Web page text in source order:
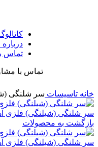
درباره
تماس
تماس با
خانه تاسیسات سر شلنگی
سر شلنگی (شیلنگی) فلزی آهنی 12 5
بازگشت به محصولات
سر شلنگی (شیلنگی) فلزی آهنی 3 1